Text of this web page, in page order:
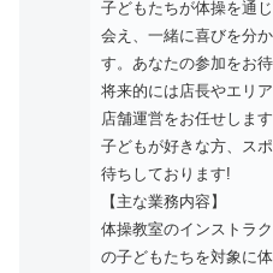
子どもたちが体操を通
会え、一緒に喜びを分
す。あなたの参加をお待
将来的には店長やエリ
店舗運営をお任せします
子どもが好きな方、ス
待ちしております!
【主な業務内容】
体操教室のインストラ
の子どもたちを対象に